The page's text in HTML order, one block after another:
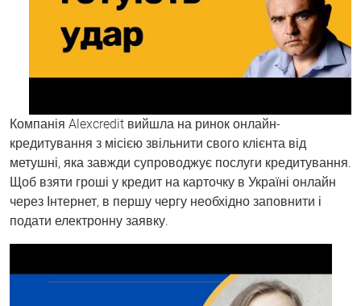
Компанія Alexcredit вийшла на ринок онлайн-
кредитування з місією звільнити свого клієнта від
метушні, яка завжди супроводжує послуги кредитування.
Щоб взяти гроші у кредит на карточку в Україні онлайн
через Інтернет, в першу чергу необхідно заповнити і
подати електронну заявку.